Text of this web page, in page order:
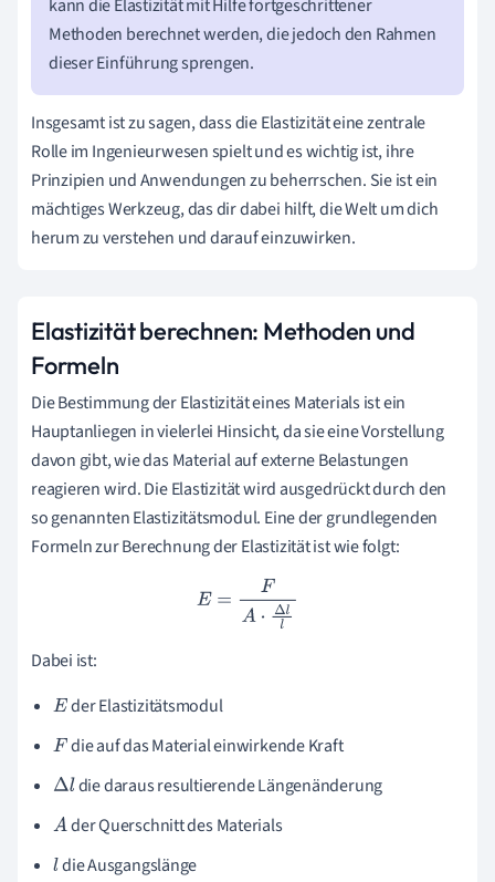
kann die Elastizität mit Hilfe fortgeschrittener
Methoden berechnet werden, die jedoch den Rahmen
dieser Einführung sprengen.
Insgesamt ist zu sagen, dass die Elastizität eine zentrale
Rolle im Ingenieurwesen spielt und es wichtig ist, ihre
Prinzipien und Anwendungen zu beherrschen. Sie ist ein
mächtiges Werkzeug, das dir dabei hilft, die Welt um dich
herum zu verstehen und darauf einzuwirken.
Elastizität berechnen: Methoden und
Formeln
Die Bestimmung der Elastizität eines Materials ist ein
Hauptanliegen in vielerlei Hinsicht, da sie eine Vorstellung
davon gibt, wie das Material auf externe Belastungen
reagieren wird. Die Elastizität wird ausgedrückt durch den
so genannten Elastizitätsmodul. Eine der grundlegenden
Formeln zur Berechnung der Elastizität ist wie folgt:
E= FA⋅Δll
Dabei ist:
E der Elastizitätsmodul
F die auf das Material einwirkende Kraft
Δl die daraus resultierende Längenänderung
A der Querschnitt des Materials
ldie Ausgangslänge